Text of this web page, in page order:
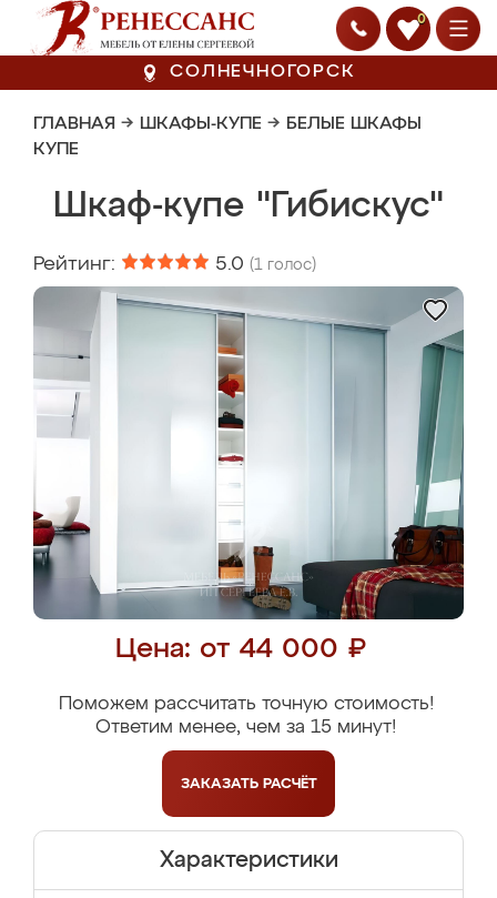
0
СОЛНЕЧНОГОРСК
ГЛАВНАЯ → ШКАФЫ-КУПЕ → БЕЛЫЕ ШКАФЫ
КУПЕ
Шкаф-купе "Гибискус"
Рейтинг: 5.0 (1 голос)
Цена: от 44 000 ₽
Поможем рассчитать точную стоимость!
Ответим менее, чем за 15 минут!
ЗАКАЗАТЬ РАСЧЁТ
Характеристики